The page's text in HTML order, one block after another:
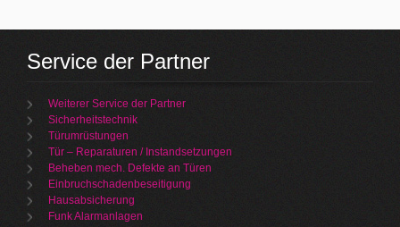
Service der Partner
Weiterer Service der Partner
Sicherheitstechnik
Türumrüstungen
Tür – Reparaturen / Instandsetzungen
Beheben mech. Defekte an Türen
Einbruchschadenbeseitigung
Hausabsicherung
Funk Alarmanlagen